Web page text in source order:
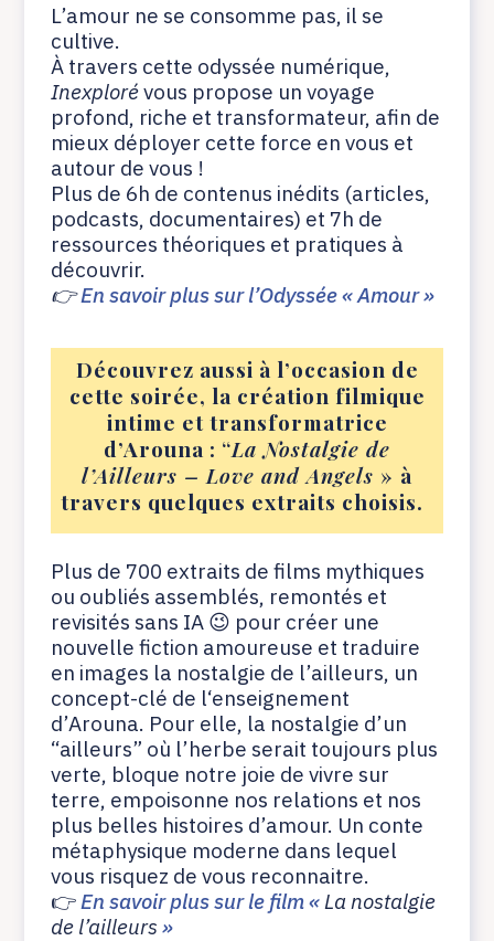
L’amour ne se consomme pas, il se
cultive.
À travers cette odyssée numérique,
Inexplorévous propose un voyage
profond, riche et transformateur, afin de
mieux déployer cette force en vous et
autour de vous !
Plus de 6h de contenus inédits (articles,
podcasts, documentaires) et 7h de
ressources théoriques et pratiques à
découvrir.
👉En savoir plus sur l’Odyssée « Amour »
Découvrez aussi à l’occasion de
cette soirée, la création filmique
intime et transformatrice
d’Arouna : “La Nostalgie de
l’Ailleurs – Love and Angels » à
travers quelques extraits choisis.
Plus de 700 extraits de films mythiques
ou oubliés assemblés, remontés et
revisités sans IA 😉 pour créer une
nouvelle fiction amoureuse et traduire
en images la nostalgie de l’ailleurs, un
concept-clé de l‘enseignement
d’Arouna. Pour elle, la nostalgie d’un
“ailleurs” où l’herbe serait toujours plus
verte, bloque notre joie de vivre sur
terre, empoisonne nos relations et nos
plus belles histoires d’amour. Un conte
métaphysique moderne dans lequel
vous risquez de vous reconnaitre.
👉En savoir plus sur le film«La nostalgie
de l’ailleurs»